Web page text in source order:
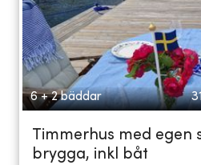
6 + 2 bäddar
Timmerhus med
brygga, inkl båt